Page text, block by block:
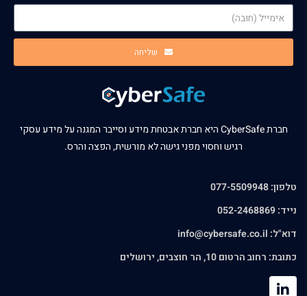
שליחה
חברת CyberSafe היא חברת אבטחת מידע וסייבר המגנה על מידע עסקי
רגיש וחסוי מפני גישה לא מורשית, הפצה והרס.
טלפון: 077-5509948
נייד: 052-2468869
דוא"ל: info@cybersafe.co.il
כתובת: רחוב הרטום 10, הר חוצבים, ירושלים